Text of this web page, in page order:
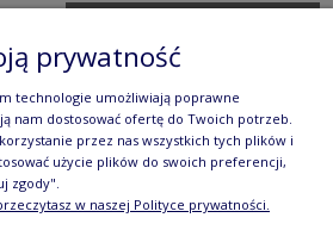
DOSTĘPNOŚCI
Zestaw Na start DEK111
prywatność
technologie umożliwiają poprawne
nam dostosować ofertę do Twoich potrzeb.
przez nas wszystkich tych plików i
użycie plików do swoich preferencji,
zgody".
w naszej Polityce prywatności.